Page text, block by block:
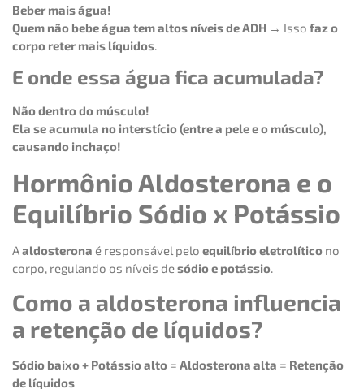
Beber mais água!
Quem não bebe água tem altos níveis de ADH → Isso faz o
corpo reter mais líquidos
E onde essa água fica acumulada?
Não dentro do músculo!
Ela se acumula no interstício (entre a pele e o músculo),
causando inchaço!
Hormônio Aldosterona e o
Equilíbrio Sódio x Potássio
Aaldosterona é responsável pelo equilíbrio eletrolítico no
corpo, regulando os níveis desódio e potássio.
Como a aldosterona influencia
a retenção de líquidos?
Sódio baixo + Potássio alto = Aldosterona alta = Retenção
de líquidos